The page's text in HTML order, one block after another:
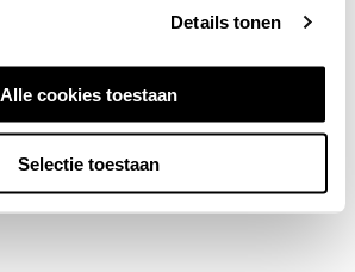
Details tonen
Alle cookies toestaan
Selectie toestaan